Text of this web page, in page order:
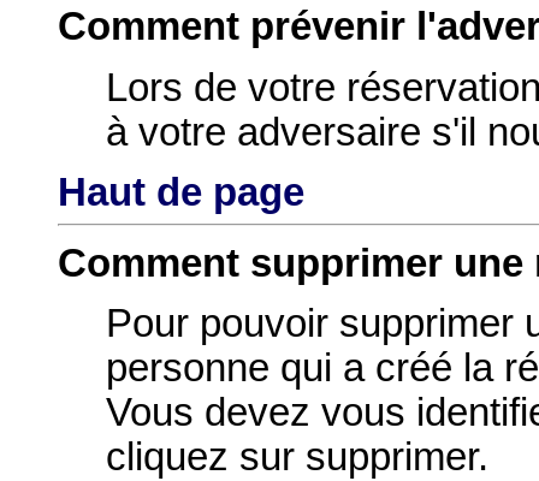
Comment prévenir
Lors de votre
à votre adversaire s'il
Haut de page
Comment supprimer une
Pour pouvoir supprimer
personne qui a créé la
Vous devez vous
cliquez sur supprimer.